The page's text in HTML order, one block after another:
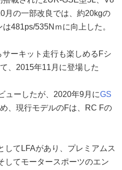
月の一部改良では、約20kgの
481ps/535Nｍに向上した。
サーキット走行も楽しめるFシ
、2015年11月に登場した
ューしたが、2020年9月にGS
、現行モデルのFは、RC Fの
してLFAがあり、プレミアムス
してモータースポーツのエン